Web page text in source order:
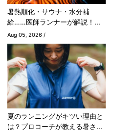
暑熱順化・サウナ・水分補
給……医師ランナーが解説！...
Aug 05, 2026 /
夏のランニングがキツい理由と
は？プロコーチが教える暑さ...